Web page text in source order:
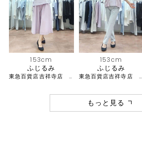
153cm
ふじるみ
東急百貨店吉祥寺店 ピッコーネ
153cm
ふじるみ
東急百貨店吉祥寺店 ピッコーネ
もっと見る